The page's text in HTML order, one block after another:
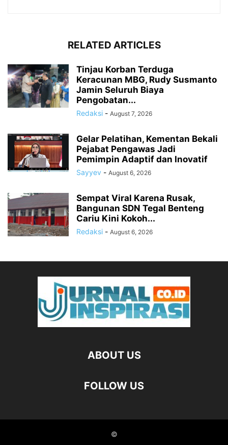
RELATED ARTICLES
Tinjau Korban Terduga
Keracunan MBG, Rudy Susmanto
Jamin Seluruh Biaya
Pengobatan...
Redaksi - August 7, 2026
Gelar Pelatihan, Kementan Bekali
Pejabat Pengawas Jadi
Pemimpin Adaptif dan Inovatif
Sayyev - August 6, 2026
Sempat Viral Karena Rusak,
Bangunan SDN Tegal Benteng
Cariu Kini Kokoh...
Redaksi - August 6, 2026
ABOUT US
FOLLOW US
©